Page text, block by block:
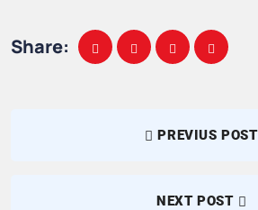
Share:
PREVIUS POST
NEXT POST